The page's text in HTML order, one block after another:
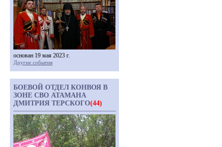
основан 19 мая 2023 г.
Другие события
БОЕВОЙ ОТДЕЛ КОНВОЯ В
ЗОНЕ СВО АТАМАНА
ДМИТРИЯ ТЕРСКОГО(44)